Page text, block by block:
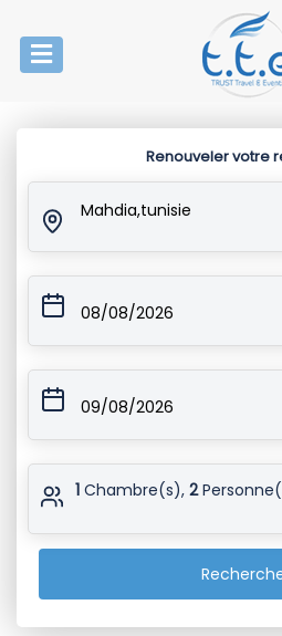
Renouveler votre
Mahdia,tunisie
08/08/2026
09/08/2026
1 Chambre(s),2